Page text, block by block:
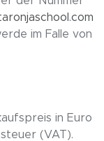
im Falle von
in Euro
(VAT).